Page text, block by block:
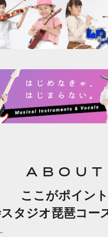
ABOUT
ここがポイン
タジオ琵琶コー